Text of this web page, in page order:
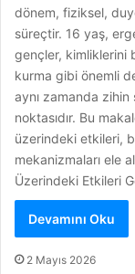
dönem, fiziksel,
süreçtir. 16 yaş,
gençler, kimliklerini
kurma gibi önemli
aynı zamanda zihin
noktasıdır. Bu
üzerindeki etkileri,
mekanizmaları ele
Üzerindeki Etkileri
Devamını Oku
2 Mayıs 2026